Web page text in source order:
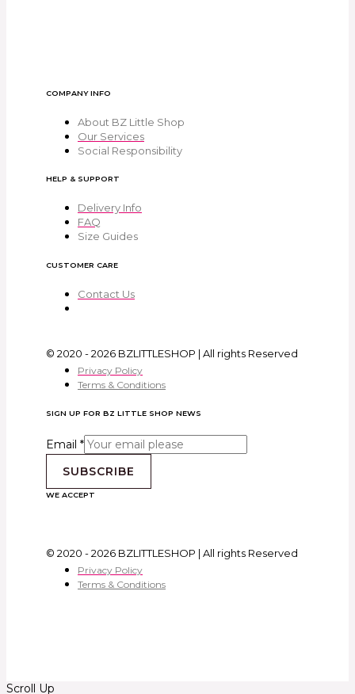
COMPANY INFO
About BZ Little Shop
Our Services
Social Responsibility
HELP & SUPPORT
Delivery Info
FAQ
Size Guides
CUSTOMER CARE
Contact Us
© 2020 - 2026 BZLITTLESHOP | All rights Reserved
Privacy Policy
Terms & Conditions
SIGN UP FOR BZ LITTLE SHOP NEWS
Email *
SUBSCRIBE
WE ACCEPT
© 2020 - 2026 BZLITTLESHOP | All rights Reserved
Privacy Policy
Terms & Conditions
Scroll Up